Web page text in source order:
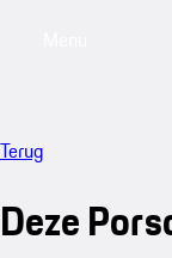
Terug
Deze